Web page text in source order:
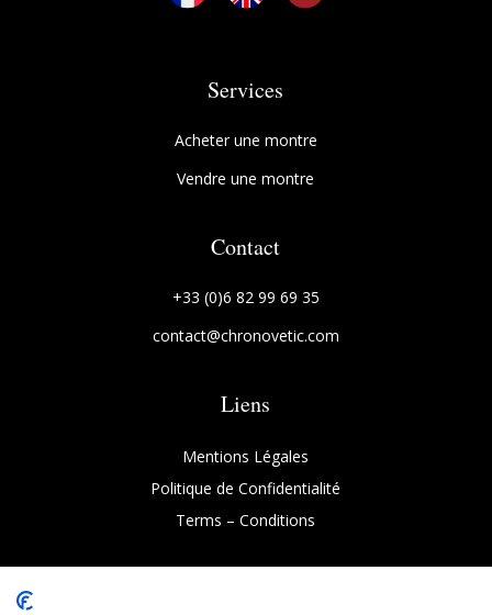
Services
Acheter une montre
Vendre une montre
Contact
+33 (0)6 82 99 69 35
contact@chronovetic.com
Liens
Mentions Légales
Politique de Confidentialité
Terms –Conditions